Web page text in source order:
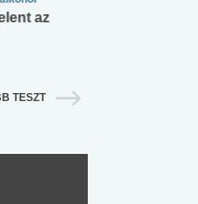
az
TESZT